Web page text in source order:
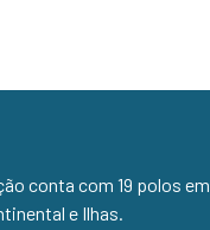
conta com 19 polos em
e Ilhas.